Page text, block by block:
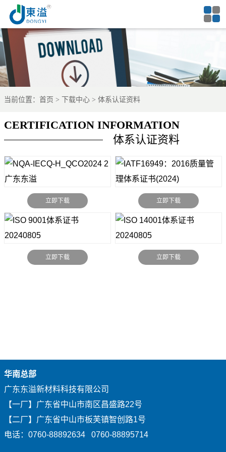
当前位置： 首页 下载中心 体系认证资料
CERTIFICATION INFORMATION
体系认证资料
立即下载 立即下载
立即下载 立即下载
华南总部
广东东溢新材料科技有限公司
【一厂】广东省中山市南区昌盛路22号
【二厂】广东省中山市板芙镇智创路1号
电话：0760-88892634 0760-88895714